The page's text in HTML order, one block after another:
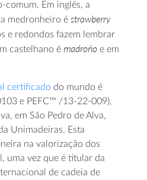
comum. Em inglês, a
medronheiro é strawberry
e redondos fazem lembrar
castelhano é madroño e em
certificado do mundo é
e PEFC™ /13-22-009),
em São Pedro de Alva,
Unimadeiras. Esta
na valorização dos
uma vez que é titular da
de cadeia de